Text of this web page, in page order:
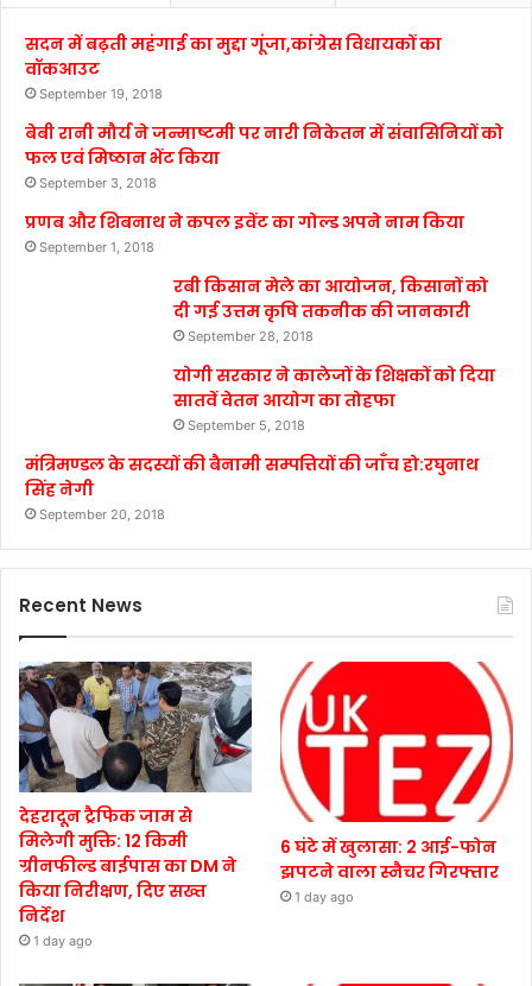
सदन में बढ़ती महंगाई का मुद्दा गूंजा,कांग्रेस विधायकों का
वॉकआउट
September 19, 2018
बेबी रानी मौर्य ने जन्माष्टमी पर नारी निकेतन में संवासिनियों को
फल एवं मिष्ठान भेंट किया
September 3, 2018
प्रणब और शिबनाथ ने कपल इवेंट का गोल्ड अपने नाम किया
September 1, 2018
रबी किसान मेले का आयोजन, किसानों को
दी गई उत्तम कृषि तकनीक की जानकारी
September 28, 2018
योगी सरकार ने कालेजों के शिक्षकों को दिया
सातवें वेतन आयोग का तोहफा
September 5, 2018
मंत्रिमण्डल के सदस्यों की बैनामी सम्पत्तियों की जाँच हो:रघुनाथ
सिंह नेगी
September 20, 2018
Recent News
देहरादून ट्रैफिक जाम से
मिलेगी मुक्ति: 12 किमी
ग्रीनफील्ड बाईपास का DM ने
किया निरीक्षण, दिए सख्त
निर्देश
1 day ago
6 घंटे में खुलासा: 2 आई-फोन
झपटने वाला स्नैचर गिरफ्तार
1 day ago